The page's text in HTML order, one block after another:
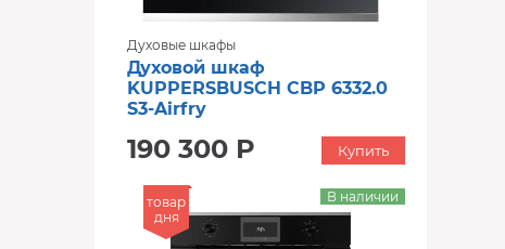
Духовые шкафы
Духовой шкаф
KUPPERSBUSCH CBP 6332.0
S3-Airfry
190 300 Р Купить
товар
дня
В наличии